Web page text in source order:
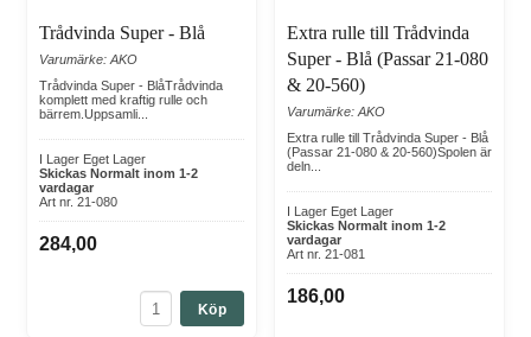
Trådvinda Super - Blå
Varumärke: AKO
Trådvinda Super - BlåTrådvinda
komplett med kraftig rulle och
bärrem.Uppsamli...
I Lager Eget Lager
Skickas Normalt inom 1-2
vardagar
Art nr. 21-080
284,00
Köp
Extra rulle till Trådvinda
Super - Blå (Passar 21-080
& 20-560)
Varumärke: AKO
Extra rulle till Trådvinda Super - Blå
(Passar 21-080 & 20-560)Spolen är
deln...
I Lager Eget Lager
Skickas Normalt inom 1-2
vardagar
Art nr. 21-081
186,00